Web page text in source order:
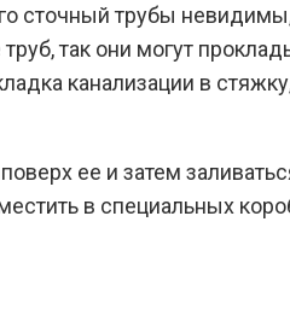
сточный трубы
так они могут
канализации в
ее и затем
в специальных